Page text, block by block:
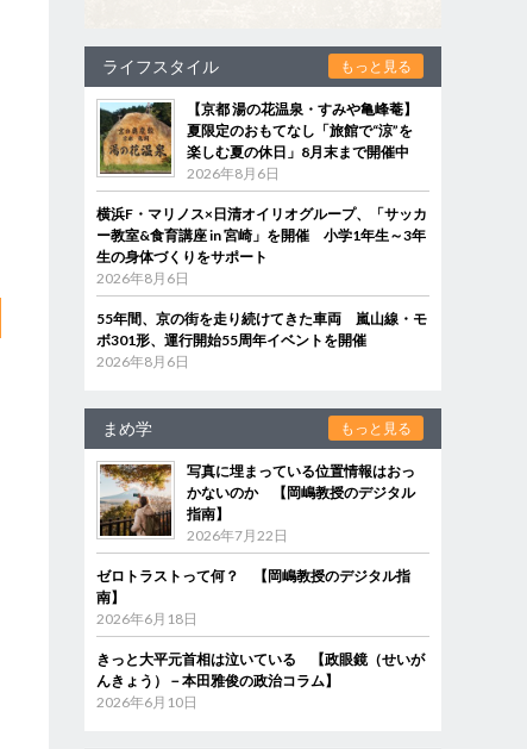
ライフスタイル もっと見る
【京都 湯の花温泉・すみや亀峰菴】
夏限定のおもてなし「旅館で“涼”を
楽しむ夏の休日」8月末まで開催中
2026年8月6日
横浜F・マリノス×日清オイリオグループ、「サッカ
ー教室&食育講座 in 宮崎」を開催 小学1年生～3年
生の身体づくりをサポート
2026年8月6日
55年間、京の街を走り続けてきた車両 嵐山線・モ
ボ301形、運行開始55周年イベントを開催
2026年8月6日
まめ学 もっと見る
写真に埋まっている位置情報はおっ
かないのか 【岡嶋教授のデジタル
指南】
2026年7月22日
ゼロトラストって何？ 【岡嶋教授のデジタル指
南】
2026年6月18日
きっと大平元首相は泣いている 【政眼鏡（せいが
んきょう）－本田雅俊の政治コラム】
2026年6月10日